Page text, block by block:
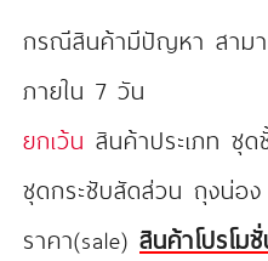
กรณีสินค้ามีปัญหา สามา
ภายใน 7 วัน
ยกเว้น สินค้าประเภท ชุ
ชุดกระชับสัดส่วน ถุงน่อ
ราคา(sale) สินค้าโปรโม